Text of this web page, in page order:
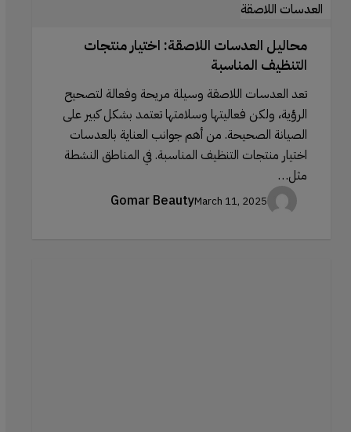
العدسات اللاصقة
محاليل العدسات اللاصقة: اختيار منتجات
التنظيف المناسبة
تعد العدسات اللاصقة وسيلة مريحة وفعالة لتصحيح
الرؤية، ولكن فعاليتها وسلامتها تعتمد بشكل كبير على
الصيانة الصحيحة. من أهم جوانب العناية بالعدسات
اختيار منتجات التنظيف المناسبة. في المناطق النشطة
مثل…
Gomar BeautyMarch 11, 2025